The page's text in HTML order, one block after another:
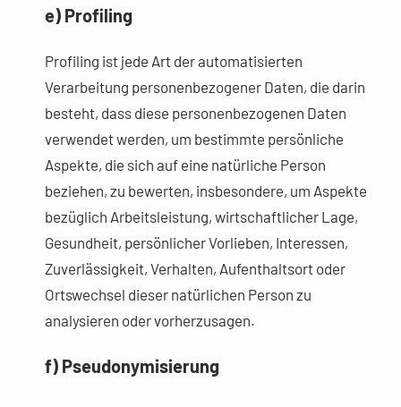
e) Profiling
Profiling ist jede Art der automatisierten
Verarbeitung personenbezogener Daten, die darin
besteht, dass diese personenbezogenen Daten
verwendet werden, um bestimmte persönliche
Aspekte, die sich auf eine natürliche Person
beziehen, zu bewerten, insbesondere, um Aspekte
bezüglich Arbeitsleistung, wirtschaftlicher Lage,
Gesundheit, persönlicher Vorlieben, Interessen,
Zuverlässigkeit, Verhalten, Aufenthaltsort oder
Ortswechsel dieser natürlichen Person zu
analysieren oder vorherzusagen.
f) Pseudonymisierung